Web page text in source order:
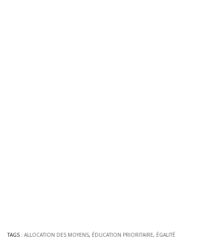
TAGS : ALLOCATION DES MOYENS, ÉDUCATION PRIORITAIRE, ÉGALITÉ